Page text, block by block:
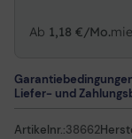
Ab 1,18 €/Mo.
Liefer- und
Artikelnr.:38662